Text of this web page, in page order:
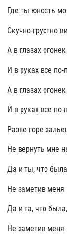
Где ты юность
Скучно-грустно
А в глазах
И в руках все
А в глазах
И в руках все
Разве горе
Не вернуть мне
Да и ты, что
Не заметив меня
Да и та, что
Не заметив меня